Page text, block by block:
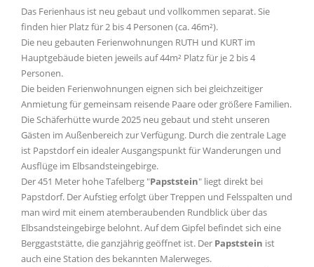
Das Ferienhaus ist neu gebaut und vollkommen separat. Sie
finden hier Platz für 2 bis 4 Personen (ca. 46m²).
Die neu gebauten Ferienwohnungen RUTH und KURT im
Hauptgebäude bieten jeweils auf 44m² Platz für je 2 bis 4
Personen.
Die beiden Ferienwohnungen eignen sich bei gleichzeitiger
Anmietung für gemeinsam reisende Paare oder größere Familien.
Die Schäferhütte wurde 2025 neu gebaut und steht unseren
Gästen im Außenbereich zur Verfügung. Durch die zentrale Lage
ist Papstdorf ein idealer Ausgangspunkt für Wanderungen und
Ausflüge im Elbsandsteingebirge.
Der 451 Meter hohe Tafelberg "Papststein" liegt direkt bei
Papstdorf. Der Aufstieg erfolgt über Treppen und Felsspalten und
man wird mit einem atemberaubenden Rundblick über das
Elbsandsteingebirge belohnt. Auf dem Gipfel befindet sich eine
Berggaststätte, die ganzjährig geöffnet ist. Der Papststein ist
auch eine Station des bekannten Malerweges.